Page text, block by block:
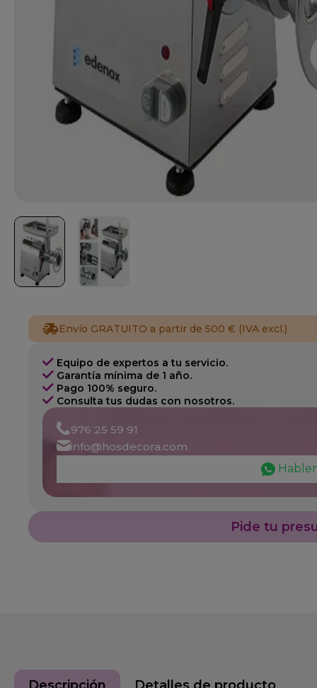
Envío GRATUITO a partir de 500 € (IVA excl.)
Equipo de expertos a tu servicio.
Garantía mínima de 1 año.
Pago 100% seguro.
Consulta tus dudas con nosotros.
976 25 59 91
info@hosdecora.com
Pide tu